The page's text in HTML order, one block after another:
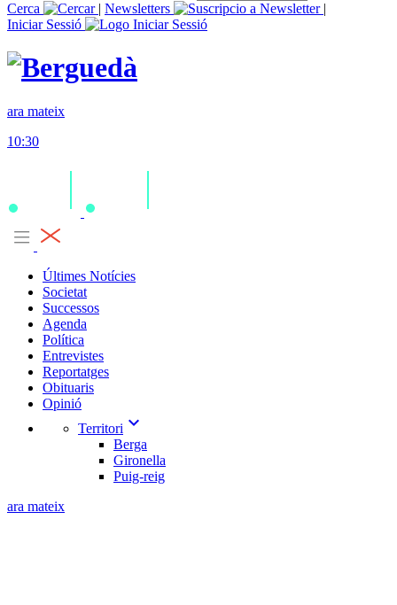
Cerca
| Newsletters
|
Iniciar Sessió
ara mateix
10:30
Últimes Notícies
Societat
Successos
Agenda
Política
Entrevistes
Reportatges
Obituaris
Opinió
Territori expand_more
Berga
Gironella
Puig-reig
ara mateix